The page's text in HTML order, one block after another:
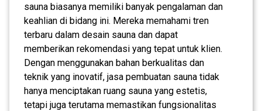
sauna biasanya memiliki banyak pengalaman dan
keahlian di bidang ini. Mereka memahami tren
terbaru dalam desain sauna dan dapat
memberikan rekomendasi yang tepat untuk klien.
Dengan menggunakan bahan berkualitas dan
teknik yang inovatif, jasa pembuatan sauna tidak
hanya menciptakan ruang sauna yang estetis,
tetapi juga terutama memastikan fungsionalitas